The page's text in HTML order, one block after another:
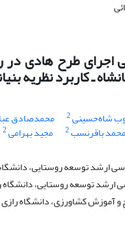
اجرای طرح‌ هادی در
ـ کاربرد نظریه
شاه‌حسینی2 محمدصادق
محمد باقرنسب2 مجید بهرامی2
ارشد توسعه روستایی،
ارشد توسعه روستایی، دانشگاه
و آموزش کشاورزی، دانشگاه